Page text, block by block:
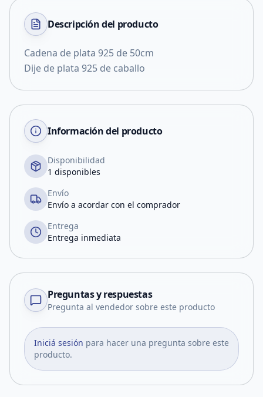
Descripción del producto
Cadena de plata 925 de 50cm
Dije de plata 925 de caballo
Información del producto
Disponibilidad
1 disponibles
Envío
Envío a acordar con el comprador
Entrega
Entrega inmediata
Preguntas y respuestas
Pregunta al vendedor sobre este producto
Iniciá sesión para hacer una pregunta sobre este
producto.